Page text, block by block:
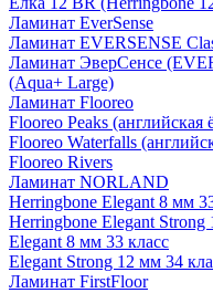
Ламинат EverSense
Ламинат EVERSENSE
Ламинат ЭверСенсе
(Aqua+ Large)
Ламинат Flooreo
Flooreo Peaks (английская
Flooreo Waterfalls
Flooreo Rivers
Ламинат NORLAND
Herringbone Elegant 8 мм
Herringbone Elegant Strong
Elegant 8 мм 33 класс
Elegant Strong 12 мм 34
Ламинат FirstFloor